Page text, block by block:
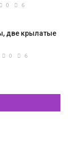
0 6
две крылатые
0 6